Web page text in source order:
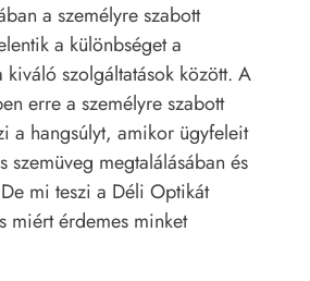
a személyre szabott
a különbséget a
kiváló szolgáltatások között. A
erre a személyre szabott
a hangsúlyt, amikor ügyfeleit
szemüveg megtalálásában és
mi teszi a Déli Optikát
miért érdemes minket